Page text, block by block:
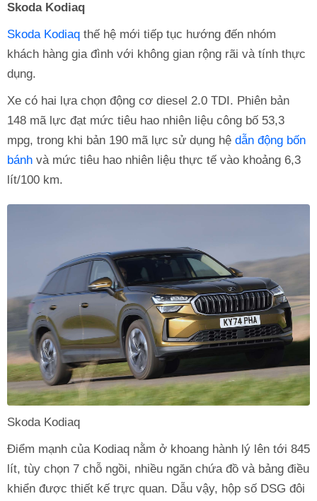
Skoda Kodiaq
Skoda Kodiaq thế hệ mới tiếp tục hướng đến nhóm
khách hàng gia đình với không gian rộng rãi và tính thực
dụng.
Xe có hai lựa chọn động cơ diesel 2.0 TDI. Phiên bản
148 mã lực đạt mức tiêu hao nhiên liệu công bố 53,3
mpg, trong khi bản 190 mã lực sử dụng hệ dẫn động bốn
bánh và mức tiêu hao nhiên liệu thực tế vào khoảng 6,3
lít/100 km.
Skoda Kodiaq
Điểm mạnh của Kodiaq nằm ở khoang hành lý lên tới 845
lít, tùy chọn 7 chỗ ngồi, nhiều ngăn chứa đồ và bảng điều
khiển được thiết kế trực quan. Dẫu vậy, hộp số DSG đôi